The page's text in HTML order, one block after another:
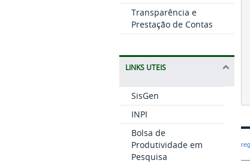
Transparência e
Prestação de Contas
LINKS UTEIS
SisGen
INPI
Bolsa de
Produtividade em
Pesquisa